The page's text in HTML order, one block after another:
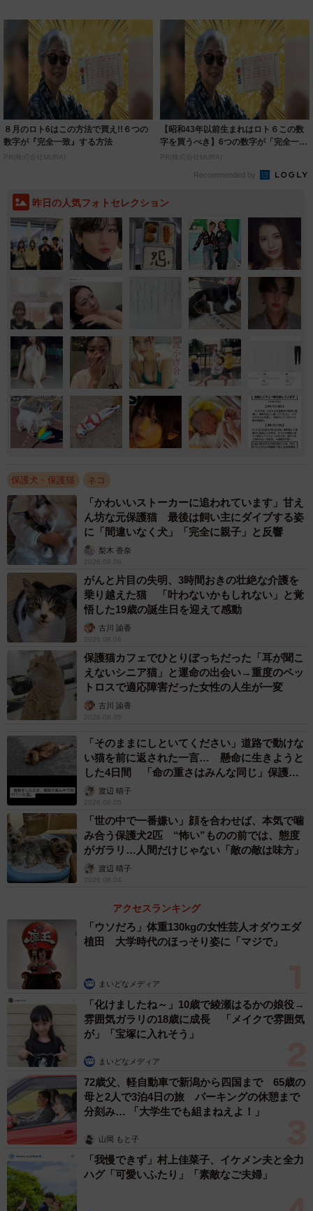
８月のロト6はこの方法で買え!!６つの
数字が『完全一致』する方法
PR(株式会社MURA)
【昭和43年以前生まれはロト６この数
字を買うべき】6つの数字が「完全一
致」する方...
PR(株式会社MURA)
Recommended by
昨日の人気フォトセレクション
保護犬・保護猫 ネコ
「かわいいストーカーに追われています」甘え
ん坊な元保護猫 最後は飼い主にダイブする姿
に「間違いなく犬」「完全に親子」と反響
梨木 香奈
2026.08.06
がんと片目の失明、3時間おきの壮絶な介護を
乗り越えた猫 「叶わないかもしれない」と覚
悟した19歳の誕生日を迎えて感動
古川 諭香
2026.08.06
保護猫カフェでひとりぼっちだった「耳が聞こ
えないシニア猫」と運命の出会い→重度のペッ
トロスで適応障害だった女性の人生が一変
古川 諭香
2026.08.05
「そのままにしといてください」道路で動けな
い猫を前に返された一言… 懸命に生きようと
した4日間 「命の重さはみんな同じ」保護団
体代表の訴え
渡辺 晴子
2026.08.05
「世の中で一番嫌い」顔を合わせば、本気で噛
み合う保護犬2匹 “怖い”ものの前では、態度
がガラリ…人間だけじゃない「敵の敵は味方」
渡辺 晴子
2026.08.04
アクセスランキング
「ウソだろ」体重130kgの女性芸人オダウエダ
植田 大学時代のほっそり姿に「マジで」
まいどなメディア
「化けましたね～」10歳で綾瀬はるかの娘役→
雰囲気ガラリの18歳に成長 「メイクで雰囲気
が」「宝塚に入れそう」
まいどなメディア
72歳父、軽自動車で新潟から四国まで 65歳の
母と2人で3泊4日の旅 パーキングの休憩まで
分刻み… 「大学生でも組まねえよ！」
山岡 もと子
「我慢できず」村上佳菜子、イケメン夫と全力
ハグ「可愛いふたり」「素敵なご夫婦」